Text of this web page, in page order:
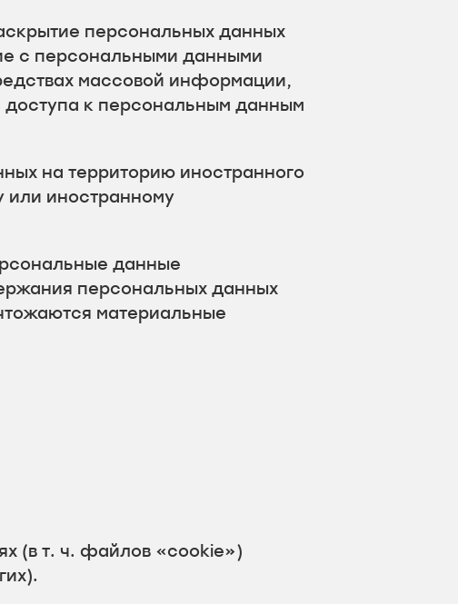
персональных данных
с персональными данными
массовой информации,
к персональным данным
на территорию иностранного
или иностранному
данные
персональных данных
материальные
(в т. ч. файлов «cookie»)